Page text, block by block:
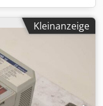
Kleinanzeige